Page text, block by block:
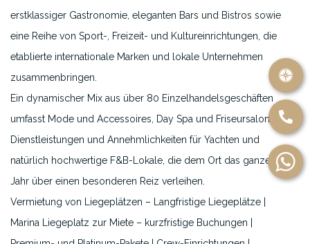
erstklassiger Gastronomie, eleganten Bars und Bistros sowie
eine Reihe von Sport-, Freizeit- und Kultureinrichtungen, die
etablierte internationale Marken und lokale Unternehmen
zusammenbringen.
Ein dynamischer Mix aus über 80 Einzelhandelsgeschäften
umfasst Mode und Accessoires, Day Spa und Friseursalon,
Dienstleistungen und Annehmlichkeiten für Yachten und
natürlich hochwertige F&B-Lokale, die dem Ort das ganze
Jahr über einen besonderen Reiz verleihen.
Vermietung von Liegeplätzen – Langfristige Liegeplätze |
Marina Liegeplatz zur Miete – kurzfristige Buchungen |